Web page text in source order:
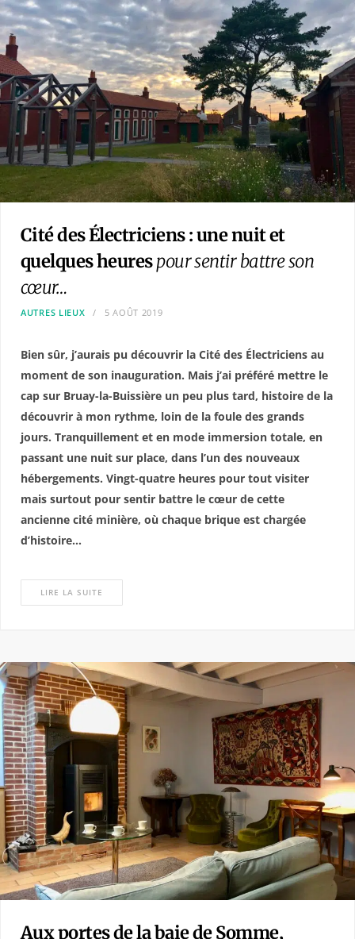
Cité des Électriciens : une nuit et
quelques heurespour sentir battre son
cœur…
AUTRES LIEUX 5 AOÛT 2019
Bien sûr, j’aurais pu découvrir la Cité des Électriciens au
moment de son inauguration. Mais j’ai préféré mettre le
cap sur Bruay-la-Buissière un peu plus tard, histoire de la
découvrir à mon rythme, loin de la foule des grands
jours. Tranquillement et en mode immersion totale, en
passant une nuit sur place, dans l’un des nouveaux
hébergements. Vingt-quatre heures pour tout visiter
mais surtout pour sentir battre le cœur de cette
ancienne cité minière, où chaque brique est chargée
d’histoire…
LIRE LA SUITE
Aux portes de la baie de Somme,